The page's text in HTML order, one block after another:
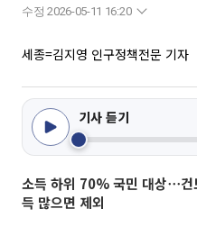
수정 2026-05-11 16:20
세종=김지영 인구정책전문 기자
기사 듣기
소득 하위 70% 국민 대상⋯건
득 많으면 제외